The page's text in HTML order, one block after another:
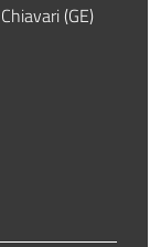
(GE)